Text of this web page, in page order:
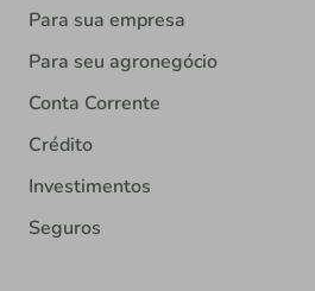
Para sua empresa
Para seu agronegócio
Conta Corrente
Crédito
Investimentos
Seguros